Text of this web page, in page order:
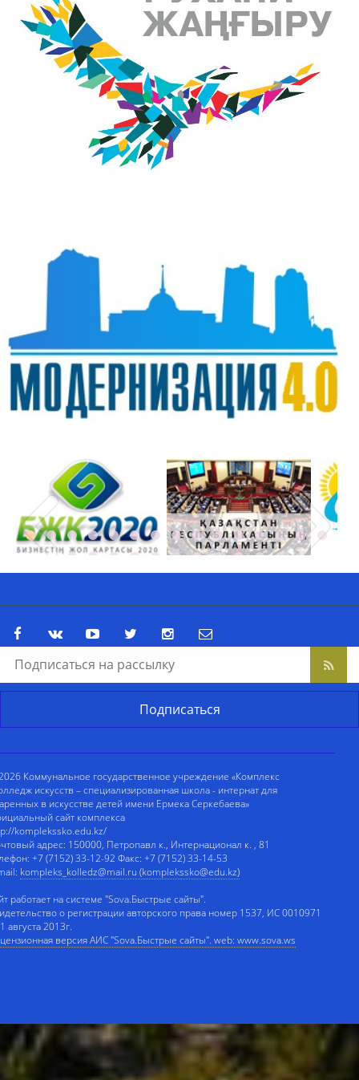
Коммунальное государственное учреждение «Комплекс
искусств – специализированная школа - интернат для
в искусстве детей имени Ермека Серкебаева»
сайт комплекса
komplekssko.edu.kz/
адрес: 150000, Петропавл к., Интернационал к. , 81
+7 (7152) 33-12-92 Факс: +7 (7152) 33-14-53
kompleks_kolledz@mail.ru (komplekssko@edu.kz)
работает на системе "Sova.Быстрые сайты".
о регистрации авторского права номер 1537, ИС 0010971
августа 2013г.
версия АИС "Sova.Быстрые сайты". web: www.sova.ws